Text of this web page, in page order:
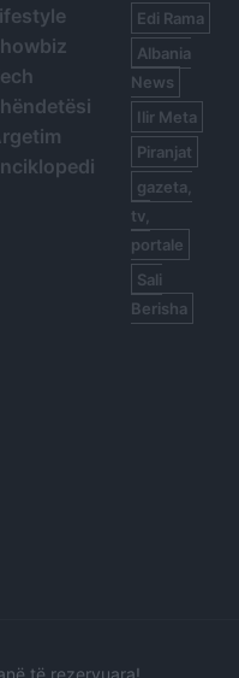
Edi Rama
Albania
News
Ilir Meta
Piranjat
gazeta,
tv,
portale
Sali
Berisha
të rezervuara!